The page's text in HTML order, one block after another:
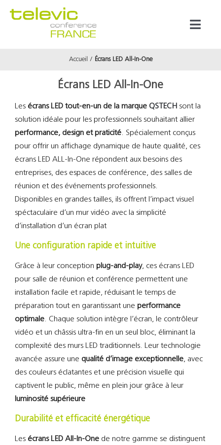
Accueil Écrans LED All-In-One
Écrans LED All-In-One
Les écrans LED tout-en-un de la marque QSTECH sont la
solution idéale pour les professionnels souhaitant allier
performance, design et praticité. Spécialement conçus
pour offrir un affichage dynamique de haute qualité, ces
écrans LED ALL-In-One répondent aux besoins des
entreprises, des espaces de conférence, des salles de
réunion et des événements professionnels.
Disponibles en grandes tailles, ils offrent l’impact visuel
spéctaculaire d’un mur vidéo avec la simplicité
d’installation d’un écran plat
Une configuration rapide et intuitive
Grâce à leur conception plug-and-play, ces écrans LED
pour salle de réunion et conférence permettent une
installation facile et rapide, réduisant le temps de
préparation tout en garantissant une performance
optimale. Chaque solution intègre l’écran, le contrôleur
vidéo et un châssis ultra-fin en un seul bloc, éliminant la
complexité des murs LED traditionnels. Leur technologie
avancée assure une qualité d’image exceptionnelle, avec
des couleurs éclatantes et une précision visuelle qui
captivent le public, même en plein jour grâce à leur
luminosité supérieure
Durabilité et efficacité énergétique
Les écrans LED All-In-One de notre gamme se distinguent